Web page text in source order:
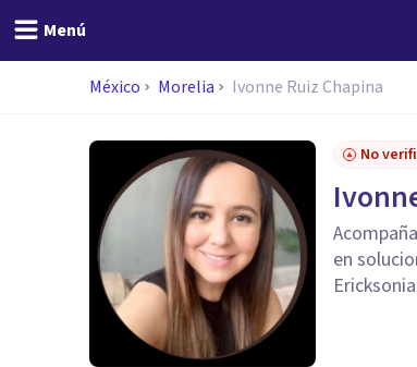
Menú
México Morelia Ivonne Ruiz Chapina
No
en